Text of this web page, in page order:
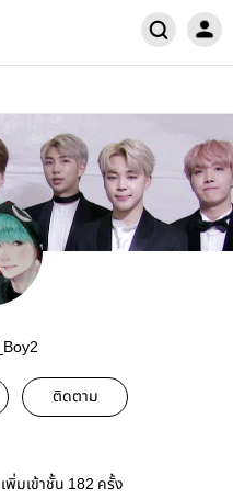
ติดตาม
เพิ่มเข้าชั้น 182 ครั้ง